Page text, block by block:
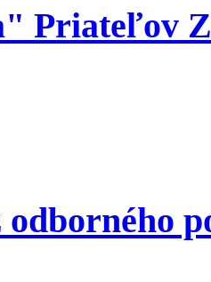
Priateľov
odborného